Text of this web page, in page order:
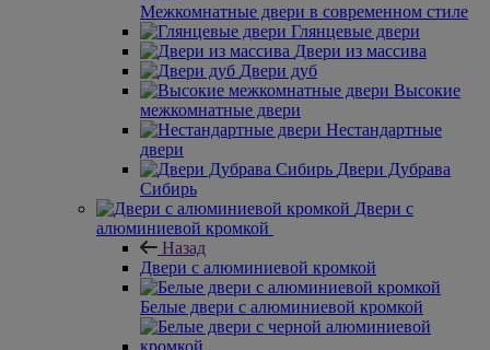
Межкомнатные двери в современном стиле
Глянцевые двери
Двери из массива
Двери дуб
Высокие
межкомнатные двери
Нестандартные
двери
Двери Дубрава
Сибирь
Двери с
алюминиевой кромкой
Назад
Двери с алюминиевой кромкой
Белые двери с алюминиевой кромкой